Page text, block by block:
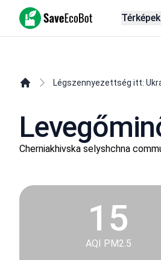
SaveEcoBot Térképek
Légszennyezettség itt:
Cherniakhivska selyshchna
15
AQI PM2.5